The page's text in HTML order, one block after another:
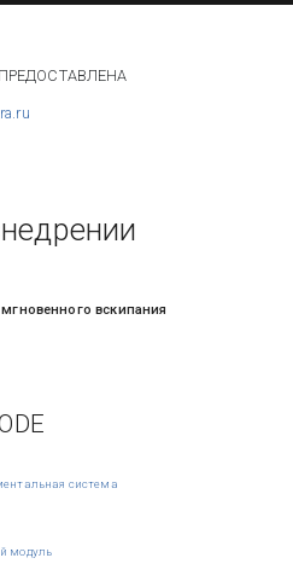
вскипания
система
модуль